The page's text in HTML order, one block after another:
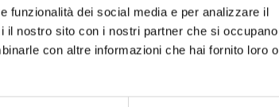
funzionalità dei social media e per analizzare il
nostro sito con i nostri partner che si occupano
con altre informazioni che hai fornito loro o
cinturino
Pelle